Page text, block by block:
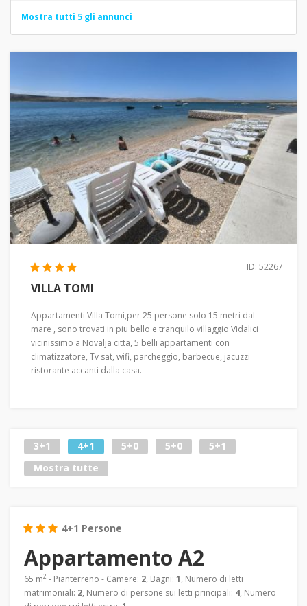
Mostra tutti 5 gli annunci
ID: 52267
VILLA TOMI
Appartamenti Villa Tomi,per 25 persone solo 15 metri dal
mare , sono trovati in piu bello e tranquilo villaggio Vidalici
vicinissimo a Novalja citta, 5 belli appartamenti con
climatizzatore, Tv sat, wifi, parcheggio, barbecue, jacuzzi
ristorante accanti dalla casa.
3+1 4+1 5+0 5+0
5+1
Mostra tutte
4+1 Persone
Appartamento A2
65 m2 - Pianterreno - Camere: 2, Bagni: 1, Numero di letti
matrimoniali: 2, Numero di persone sui letti principali: 4, Numero